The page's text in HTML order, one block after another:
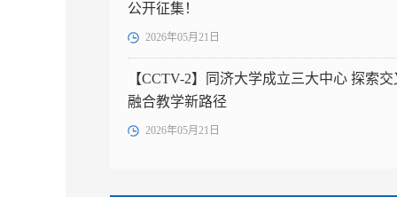
公开征集！
2026年05月21日
【CCTV-2】同济大学成立三大中心 探索交
融合教学新路径
2026年05月21日